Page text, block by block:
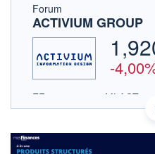
Forum
ACTIVIUM GROUP
-
FR0010979377 MLACT
EURONEXT PARIS DONNÉES
Cotation sur les autres places